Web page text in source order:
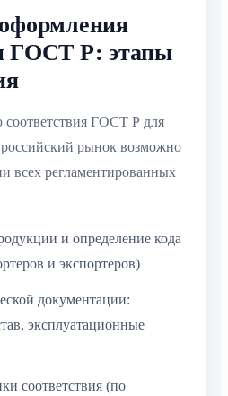
ГОСТ Р: этапы
ГОСТ Р для
рынок возможно
всех регламентированных
и определение кода
и экспортеров)
документации:
эксплуатационные
соответствия (по